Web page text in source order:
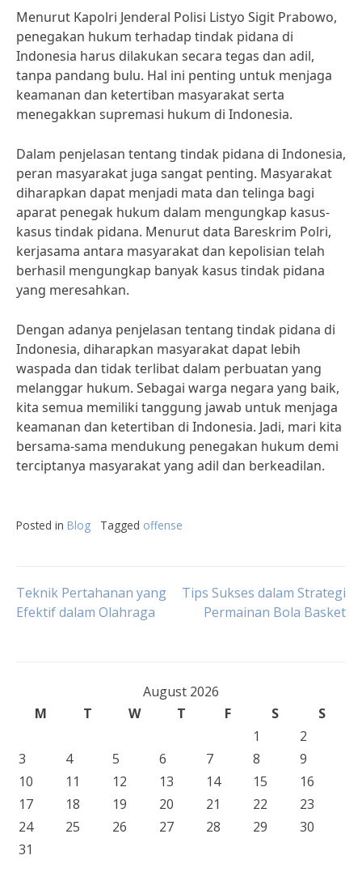
Menurut Kapolri Jenderal Polisi Listyo Sigit Prabowo,
penegakan hukum terhadap tindak pidana di
Indonesia harus dilakukan secara tegas dan adil,
tanpa pandang bulu. Hal ini penting untuk menjaga
keamanan dan ketertiban masyarakat serta
menegakkan supremasi hukum di Indonesia.
Dalam penjelasan tentang tindak pidana di Indonesia,
peran masyarakat juga sangat penting. Masyarakat
diharapkan dapat menjadi mata dan telinga bagi
aparat penegak hukum dalam mengungkap kasus-
kasus tindak pidana. Menurut data Bareskrim Polri,
kerjasama antara masyarakat dan kepolisian telah
berhasil mengungkap banyak kasus tindak pidana
yang meresahkan.
Dengan adanya penjelasan tentang tindak pidana di
Indonesia, diharapkan masyarakat dapat lebih
waspada dan tidak terlibat dalam perbuatan yang
melanggar hukum. Sebagai warga negara yang baik,
kita semua memiliki tanggung jawab untuk menjaga
keamanan dan ketertiban di Indonesia. Jadi, mari kita
bersama-sama mendukung penegakan hukum demi
terciptanya masyarakat yang adil dan berkeadilan.
Posted in Blog Tagged offense
Post
Teknik Pertahanan yang
Efektif dalam Olahraga
Tips Sukses dalam Strategi
Permainan Bola Basket
August 2026
M
T W T F S
S
1
2
3
4 5 6 7 8
9
10
11 12 13 14 15
16
17
18 19 20 21 22
23
24
25 26 27 28 29
30
31